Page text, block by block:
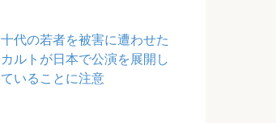
十代の若者を被害に遭わせた
カルトが日本で公演を展開し
ていることに注意